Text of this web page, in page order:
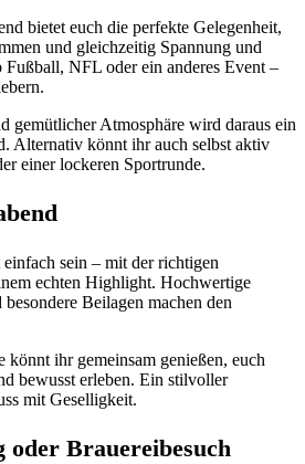
bietet euch die perfekte Gelegenheit,
und gleichzeitig Spannung und
NFL oder ein anderes Event –
gemütlicher Atmosphäre wird daraus ein
Alternativ könnt ihr auch selbst aktiv
einer lockeren Sportrunde.
sein – mit der richtigen
echten Highlight. Hochwertige
Beilagen machen den
könnt ihr gemeinsam genießen, euch
bewusst erleben. Ein stilvoller
mit Geselligkeit.
oder Brauereibesuch